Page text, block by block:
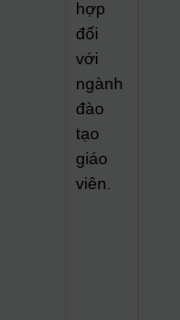
hợp
đối
với
ngành
đào
tạo
giáo
viên.